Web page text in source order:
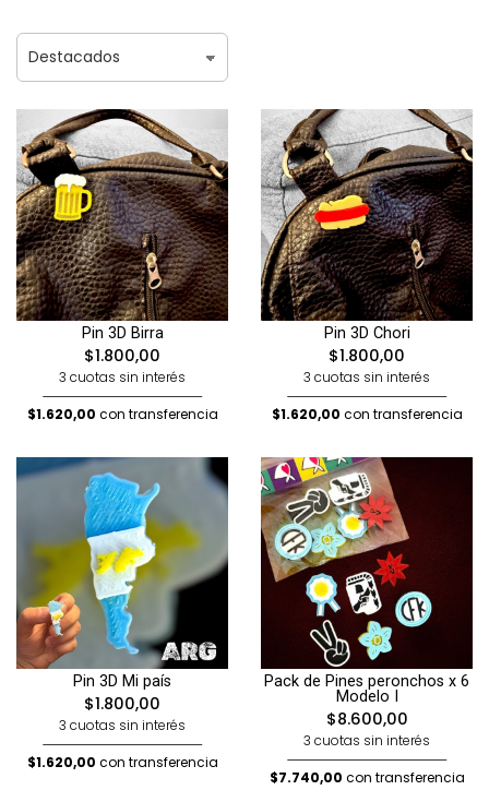
Pin 3D Birra
$1.800,00
3 cuotas sin interés
$1.620,00 con transferencia
Pin 3D Chori
$1.800,00
3 cuotas sin interés
$1.620,00 con transferencia
Pin 3D Mi país
$1.800,00
3 cuotas sin interés
$1.620,00 con transferencia
Pack de Pines peronchos x 6
Modelo I
$8.600,00
3 cuotas sin interés
$7.740,00 con transferencia